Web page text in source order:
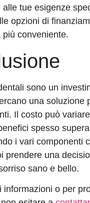
alle tue esigenze
opzioni di
più conveniente.
sono un
una soluzione
Il costo può
spesso
i vari componenti
prendere una
sano e bello.
informazioni o per